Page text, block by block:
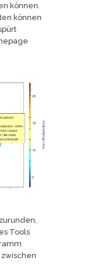
können.
können
Tools